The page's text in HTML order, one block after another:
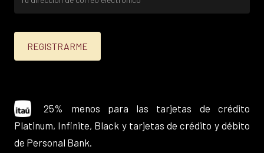
25% menos para las tarjetas de crédito
Platinum, Infinite, Black y tarjetas de crédito y débito
de Personal Bank.